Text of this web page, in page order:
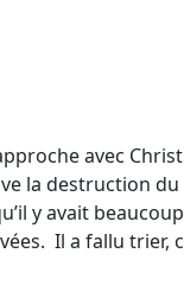
avec
la destruction
y avait beaucoup
Il a fallu trier,